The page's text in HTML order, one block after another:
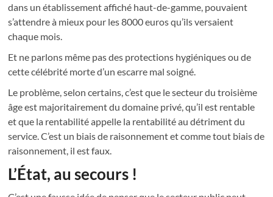
dans un établissement affiché haut-de-gamme, pouvaient
s’attendre à mieux pour les 8000 euros qu’ils versaient
chaque mois.
Et ne parlons même pas des protections hygiéniques ou de
cette célébrité morte d’un escarre mal soigné.
Le problème, selon certains, c’est que le secteur du troisième
âge est majoritairement du domaine privé, qu’il est rentable
et que la rentabilité appelle la rentabilité au détriment du
service. C’est un biais de raisonnement et comme tout biais de
raisonnement, il est faux.
L’État, au secours !